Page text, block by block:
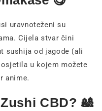
uravnoteženi su
Cijela stvar čini
sushija od jagode (ali
u kojem možete
anime.
CBD? 🎎